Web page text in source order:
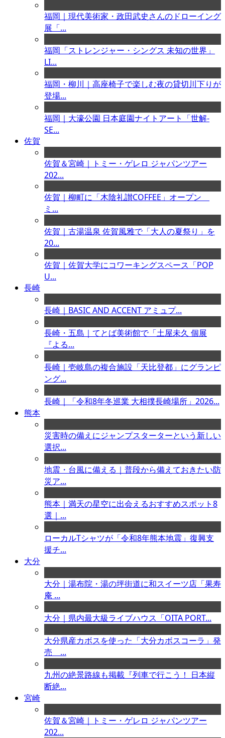
福岡｜現代美術家・政田武史さんのドローイング
展「...
福岡「ストレンジャー・シングス 未知の世界」
LI...
福岡・柳川｜高座椅子で楽しむ夜の貸切川下りが
登場...
福岡｜大濠公園 日本庭園ナイトアート「世解-
SE...
佐賀
佐賀＆宮崎｜トミー・ゲレロ ジャパンツアー
202...
佐賀｜柳町に「木陰礼讃COFFEE」オープン
ミ...
佐賀｜古湯温泉 佐賀風雅で「大人の夏祭り」を
20...
佐賀｜佐賀大学にコワーキングスペース「POP
U...
長崎
長崎｜BASIC AND ACCENT アミュプ...
長崎・五島｜てとば美術館で「土屋未久 個展
『よる...
長崎｜壱岐島の複合施設「天比登都」にグランピ
ング...
長崎｜「令和8年冬巡業 大相撲長崎場所」2026...
熊本
災害時の備えにジャンプスターターという新しい
選択...
地震・台風に備える｜普段から備えておきたい防
災ア...
熊本｜満天の星空に出会えるおすすめスポット8
選｜...
ローカルTシャツが「令和8年熊本地震」復興支
援チ...
大分
大分｜湯布院・湯の坪街道に和スイーツ店「果寿
庵 ...
大分｜県内最大級ライブハウス「OITA PORT...
大分県産カボスを使った「大分カボスコーラ」発
売 ...
九州の絶景路線も掲載『列車で行こう！ 日本縦
断絶...
宮崎
佐賀＆宮崎｜トミー・ゲレロ ジャパンツアー
202...